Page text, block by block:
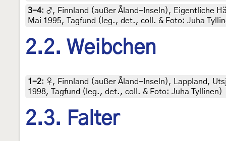
3-4: ♂, Finnland (außer Åland-Inseln), Eigentliche
Mai 1995, Tagfund (leg., det., coll. & Foto: Juha
2.2. Weibchen
1-2: ♀, Finnland (außer Åland-Inseln), Lappland,
1998, Tagfund (leg., det., coll. & Foto: Juha Tyllinen)
2.3. Falter